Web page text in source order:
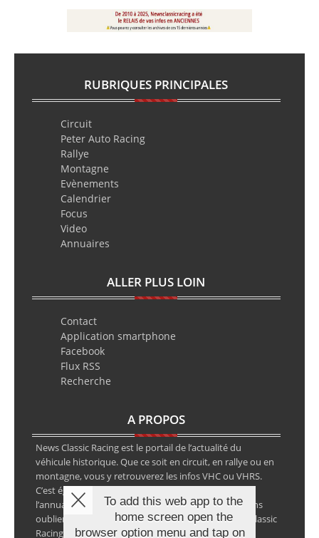
RUBRIQUES PRINCIPALES
Circuit
Peter Auto Racing
Rallye
Montagne
Evènements
Calendrier
Focus
Video
Annuaires
ALLER PLUS LOIN
Contact
Application smartphone
Facebook
Flux RSS
Recherche
A PROPOS
News Classic Racing est le portail de l’actualité du
véhicule historique. Que ce soit en circuit, en rallye ou en
montagne, vous y retrouverez les infos VHC ou VHRS.
C’est également le calendrier des épreuves ainsi que
l’annuaire des spécialistes de la voiture ancienne, sans
oublier les petites annonces avec notre partenaire Classic
Racing Annonces.
To add this web app to the
home screen open the
browser option menu and tap on